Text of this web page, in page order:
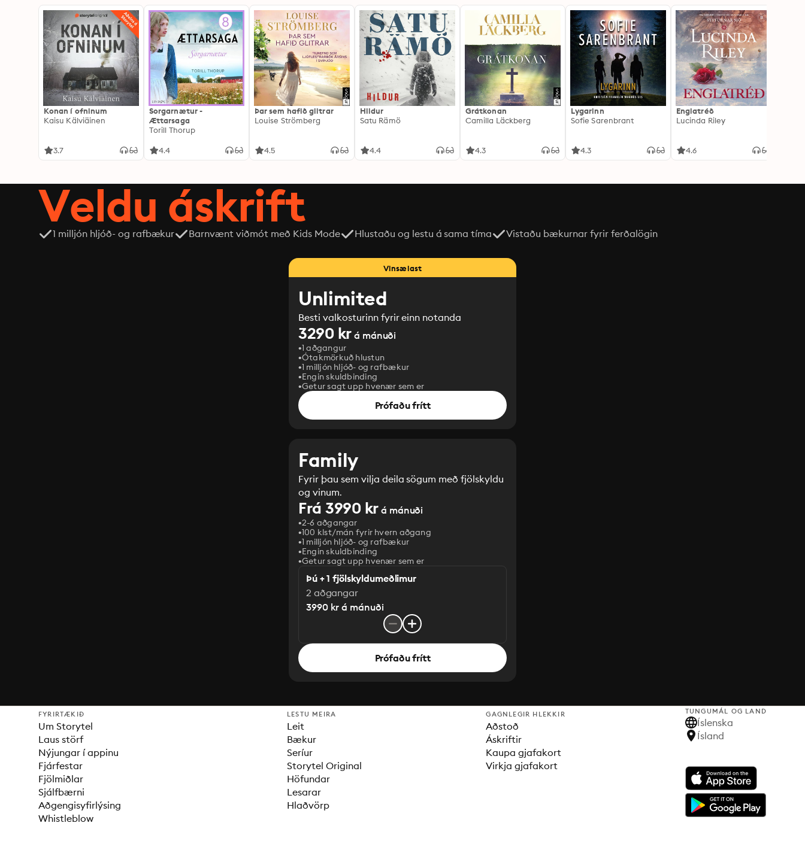
Konan í ofninum
Kaisu Kälviäinen
3.7
Sorgarnætur -
Ættarsaga
Torill Thorup
4.4
Þar sem hafið glitrar
Louise Strömberg
4.5
Hildur
Satu Rämö
4.4
Grátkonan
Camilla Läckberg
4.3
Lygarinn
Sofie Sarenbrant
4.3
Englatréð
Lucinda Riley
4.6
Veldu áskrift
1 milljón hljóð- og rafbækur Barnvænt viðmót með Kids Mode Hlustaðu og lestu á sama tíma Vistaðu bækurnar fyrir ferðalögin
Vinsælast
Unlimited
Besti valkosturinn fyrir einn notanda
3290 kr á mánuði
1 aðgangur
Ótakmörkuð hlustun
1 milljón hljóð- og rafbækur
Engin skuldbinding
Getur sagt upp hvenær sem er
Prófaðu frítt
Family
Fyrir þau sem vilja deila sögum með fjölskyldu
og vinum.
Frá 3990 kr á mánuði
2-6 aðgangar
100 klst/mán fyrir hvern aðgang
1 milljón hljóð- og rafbækur
‎Engin skuldbinding
Getur sagt upp hvenær sem er
Þú + 1 fjölskyldumeðlimur
2 aðgangar
3990 kr á mánuði
Prófaðu frítt
FYRIRTÆKIÐ
Um Storytel
Laus störf
Nýjungar í appinu
Fjárfestar
Fjölmiðlar
Sjálfbærni
Aðgengisyfirlýsing
Whistleblow
LESTU MEIRA
Leit
Bækur
Seríur
Storytel Original
Höfundar
Lesarar
Hlaðvörp
GAGNLEGIR HLEKKIR
Aðstoð
Áskriftir
Kaupa gjafakort
Virkja gjafakort
TUNGUMÁL OG LAND
Íslenska
Ísland